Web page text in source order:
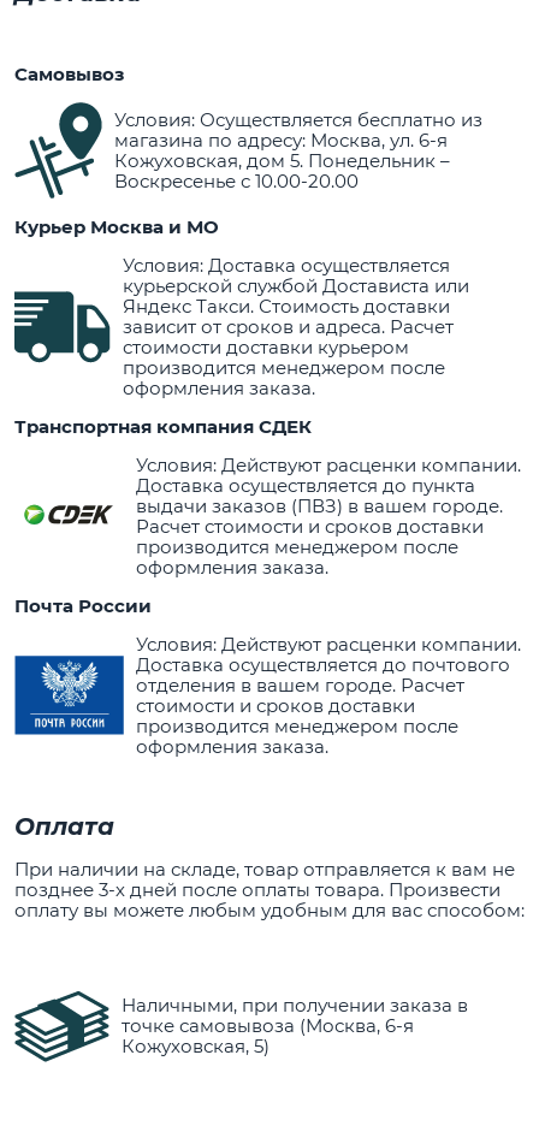
Самовывоз
Условия: Осуществляется бесплатно из
магазина по адресу: Москва, ул. 6-я
Кожуховская, дом 5. Понедельник –
Воскресенье с 10.00-20.00
Курьер Москва и МО
Условия: Доставка осуществляется
курьерской службой Достависта или
Яндекс Такси. Стоимость доставки
зависит от сроков и адреса. Расчет
стоимости доставки курьером
производится менеджером после
оформления заказа.
Транспортная компания СДЕК
Условия: Действуют расценки компании.
Доставка осуществляется до пункта
выдачи заказов (ПВЗ) в вашем городе.
Расчет стоимости и сроков доставки
производится менеджером после
оформления заказа.
Почта России
Условия: Действуют расценки компании.
Доставка осуществляется до почтового
отделения в вашем городе. Расчет
стоимости и сроков доставки
производится менеджером после
оформления заказа.
Оплата
При наличии на складе, товар отправляется к вам не
позднее 3-х дней после оплаты товара. Произвести
оплату вы можете любым удобным для вас способом:
Наличными, при получении заказа в
точке самовывоза (Москва, 6-я
Кожуховская, 5)